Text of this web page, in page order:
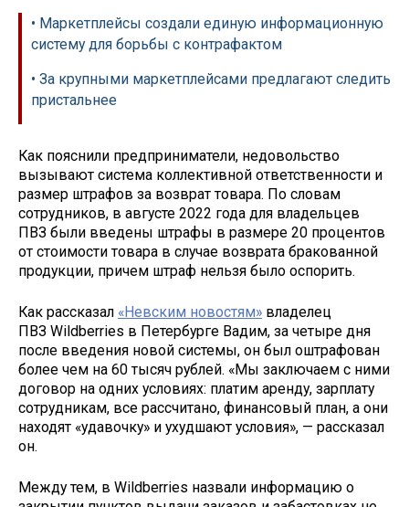
• Маркетплейсы создали единую информационную
систему для борьбы с контрафактом
• За крупными маркетплейсами предлагают следить
пристальнее
Как пояснили предприниматели, недовольство
вызывают система коллективной ответственности и
размер штрафов за возврат товара. По словам
сотрудников, в августе 2022 года для владельцев
ПВЗ были введены штрафы в размере 20 процентов
от стоимости товара в случае возврата бракованной
продукции, причем штраф нельзя было оспорить.
Как рассказал «Невским новостям» владелец
ПВЗ Wildberries в Петербурге Вадим, за четыре дня
после введения новой системы, он был оштрафован
более чем на 60 тысяч рублей. «Мы заключаем с ними
договор на одних условиях: платим аренду, зарплату
сотрудникам, все рассчитано, финансовый план, а они
находят «удавочку» и ухудшают условия», — рассказал
он.
Между тем, в Wildberries назвали информацию о